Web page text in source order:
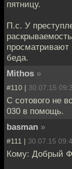
пятницу.
П.с. У
просматривают
беда.
Mithos »
#110 | 30.07.15
С сотового не
030 в помощь.
basman »
#111 | 30.07.15
Кому: Добрый